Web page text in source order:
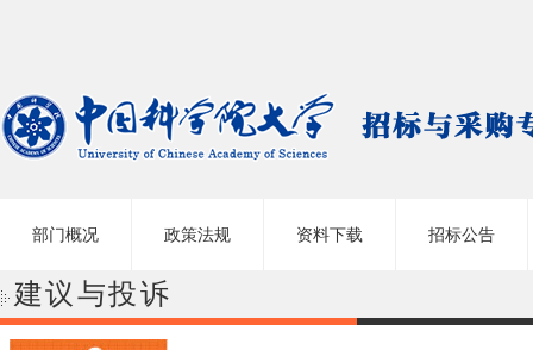
部门概况 政策法规 资料下载 招标公告
建议与投诉